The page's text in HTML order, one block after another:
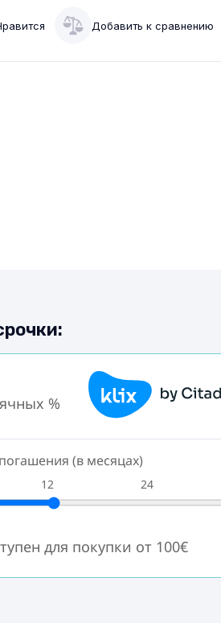
Добавить к сравнению
%
(в месяцах)
12 24
для покупки от 100€